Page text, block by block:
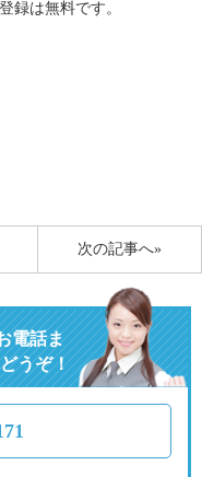
録は無料です。
次の記事へ»
電話ま
うぞ！